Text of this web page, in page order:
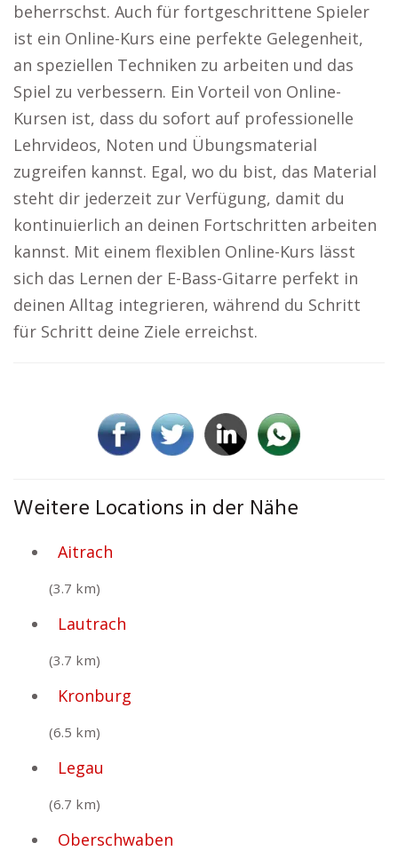
beherrschst. Auch für fortgeschrittene Spieler
ist ein Online-Kurs eine perfekte Gelegenheit,
an speziellen Techniken zu arbeiten und das
Spiel zu verbessern. Ein Vorteil von Online-
Kursen ist, dass du sofort auf professionelle
Lehrvideos, Noten und Übungsmaterial
zugreifen kannst. Egal, wo du bist, das Material
steht dir jederzeit zur Verfügung, damit du
kontinuierlich an deinen Fortschritten arbeiten
kannst. Mit einem flexiblen Online-Kurs lässt
sich das Lernen der E-Bass-Gitarre perfekt in
deinen Alltag integrieren, während du Schritt
für Schritt deine Ziele erreichst.
Weitere Locations in der Nähe
Aitrach
(3.7 km)
Lautrach
(3.7 km)
Kronburg
(6.5 km)
Legau
(6.7 km)
Oberschwaben